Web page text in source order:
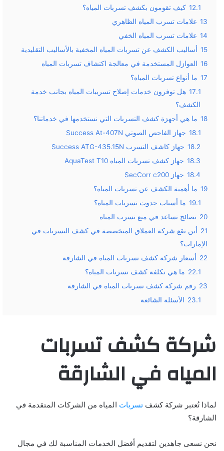
12.1 كيف تقومون بكشف تسربات المياه؟
13 علامات تسرب المياه الظاهري
14 علامات تسرب المياه الخفي
15 أساليب الكشف عن تسربات المياه المخفية بالأساليب التقليدية
16 العوازل المستخدمة في معالجة اكتشاف تسربات المياه
17 ما أنواع تسربات المياه؟
17.1 هل توفرون خدمات إصلاح تسريبات المياه بجانب خدمة
الكشف؟
18 ما هي أجهزة كشف التسربات التي نستخدمها في خدماتنا؟
18.1 جهاز الفاحص الصوتي Success At-407N
18.2 جهاز كاشف التسرب Success ATG-435.15N
18.3 جهاز كشف تسربات المياه AquaTest T10
18.4 جهاز SecCorr c200
19 ما أهمية الكشف عن تسربات المياه؟
19.1 ما أسباب حدوث تسربات المياه؟
20 نصائح تساعد في منع تسرب المياه
21 أين تقع شركة العملاق المتخصصة في كشف التسربات في
الإمارات؟
22 أسعار شركة كشف تسربات المياه في الشارقة
22.1 ما هي تكلفة كشف تسربات المياه؟
23 رقم شركة كشف تسربات المياه في الشارقة
23.1 الأسئلة الشائعة
شركة كشف تسربات
المياه في الشارقة
لماذا تُعتبر شركة كشف تسربات المياه من الشركات المتقدمة في
الشارقة؟
نحن نسعى جاهدين لتقديم أفضل الخدمات المناسبة لك في مجال